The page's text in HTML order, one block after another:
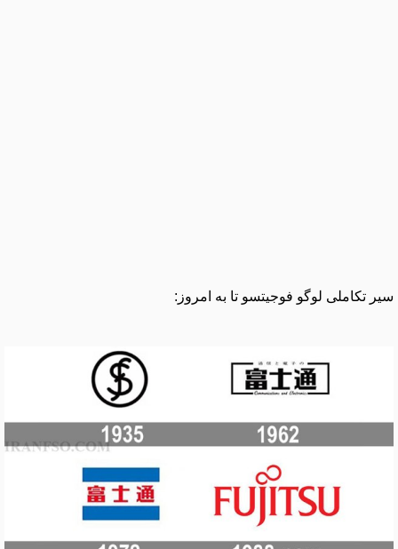
سیر تکاملی لوگو فوجیتسو تا به امروز: